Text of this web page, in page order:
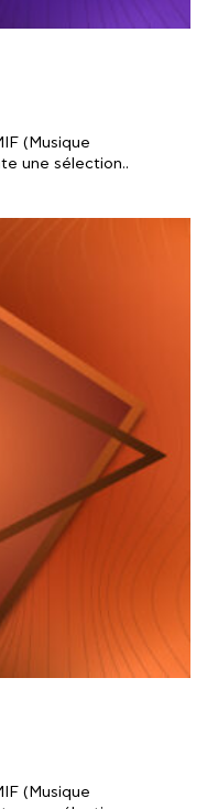
(Musique
une sélection..
(Musique